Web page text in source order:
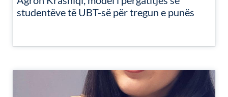
studentëve të UBT-së për tregun e punës